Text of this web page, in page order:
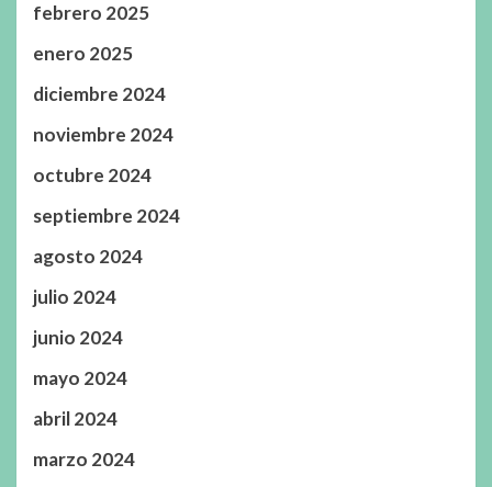
febrero 2025
enero 2025
diciembre 2024
noviembre 2024
octubre 2024
septiembre 2024
agosto 2024
julio 2024
junio 2024
mayo 2024
abril 2024
marzo 2024